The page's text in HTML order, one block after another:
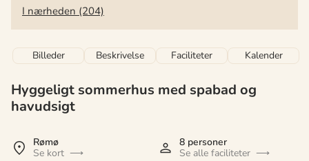
I nærheden (204)
Billeder Beskrivelse Faciliteter Kalender
Hyggeligt sommerhus med spabad og
havudsigt
Rømø
Se kort
8 personer
Se alle faciliteter